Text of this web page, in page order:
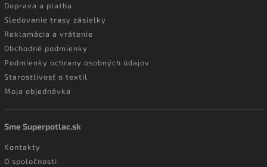
Doprava a platba
Sledovanie trasy zásielky
Reklamácia a vrátenie
Obchodné podmienky
Podmienky ochrany osobných údajov
Starostlivosť o textil
Moja objednávka
Sme Superpotlac.sk
Kontakty
O spoločnosti